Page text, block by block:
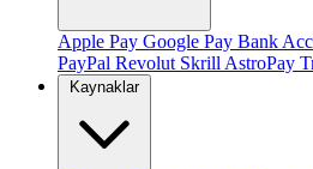
Apple Pay Google Pay Bank
PayPal Revolut Skrill AstroPay
Kaynaklar